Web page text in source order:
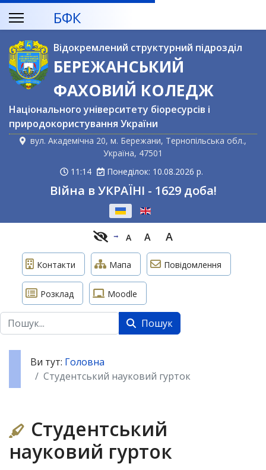
БФК
Відокремлений структурний підрозділ
БЕРЕЖАНСЬКИЙ
ФАХОВИЙ КОЛЕДЖ
Національного університету біоресурсів і
природокористування України
вул. Академічна 20, м. Бережани, Тернопільська обл.,
Україна, 47501
11:14
Понеділок: 10.08.2026 р.
Війна в УКРАЇНІ - 1629 доба!
A A A
Контакти Мапа Повідомлення
Розклад Moodle
Пошук Пошук
Ви тут: Головна
Студентський науковий гурток
Студентський
науковий гурток